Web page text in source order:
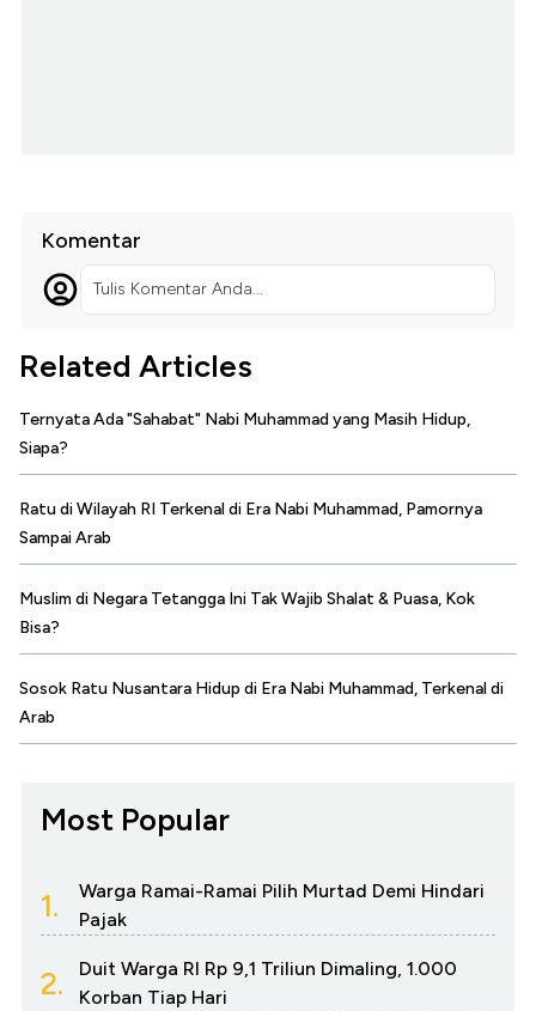
Komentar
Tulis Komentar Anda...
Related Articles
Ternyata Ada "Sahabat" Nabi Muhammad yang Masih Hidup,
Siapa?
Ratu di Wilayah RI Terkenal di Era Nabi Muhammad, Pamornya
Sampai Arab
Muslim di Negara Tetangga Ini Tak Wajib Shalat & Puasa, Kok
Bisa?
Sosok Ratu Nusantara Hidup di Era Nabi Muhammad, Terkenal di
Arab
Most Popular
1.
Warga Ramai-Ramai Pilih Murtad Demi Hindari
Pajak
2.
Duit Warga RI Rp 9,1 Triliun Dimaling, 1.000
Korban Tiap Hari